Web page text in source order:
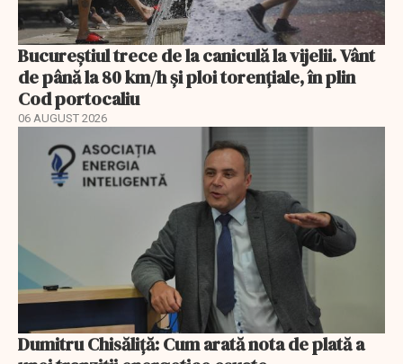
Bucureștiul trece de la caniculă la vijelii. Vânt
de până la 80 km/h și ploi torențiale, în plin
Cod portocaliu
06 AUGUST 2026
Dumitru Chisăliță: Cum arată nota de plată a